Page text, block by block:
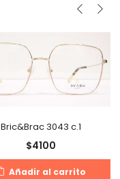
Bric&Brac 3043 c.1
$4100
Añadir al carrito